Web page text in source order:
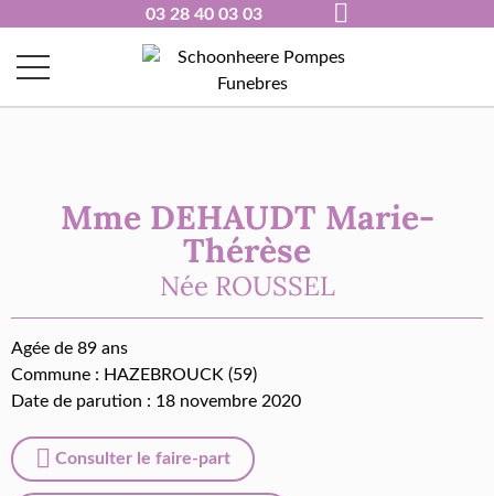
03 28 40 03 03
Mme DEHAUDT Marie-
Thérèse
Née ROUSSEL
Agée de 89 ans
Commune : HAZEBROUCK (59)
Date de parution : 18 novembre 2020
Consulter le faire-part